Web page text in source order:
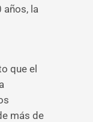
años, la
que el
más de